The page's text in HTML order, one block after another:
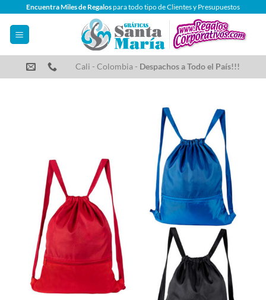
contenido
Encuentra Miles de Regalospara todo tipo de Clientes y Presupuestos
Cali - Colombia - Despachos a Todo el País!!!